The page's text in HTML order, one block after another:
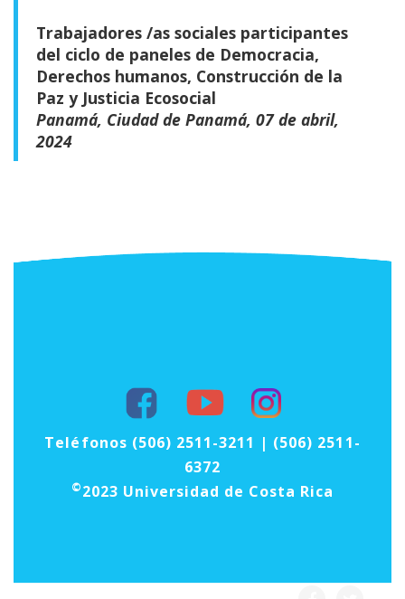
Trabajadores /as sociales participantes
del ciclo de paneles de Democracia,
Derechos humanos, Construcción de la
Paz y Justicia Ecosocial
Panamá, Ciudad de Panamá, 07 de abril,
2024
Teléfonos (506) 2511-3211 | (506) 2511-
6372
©2023 Universidad de Costa Rica